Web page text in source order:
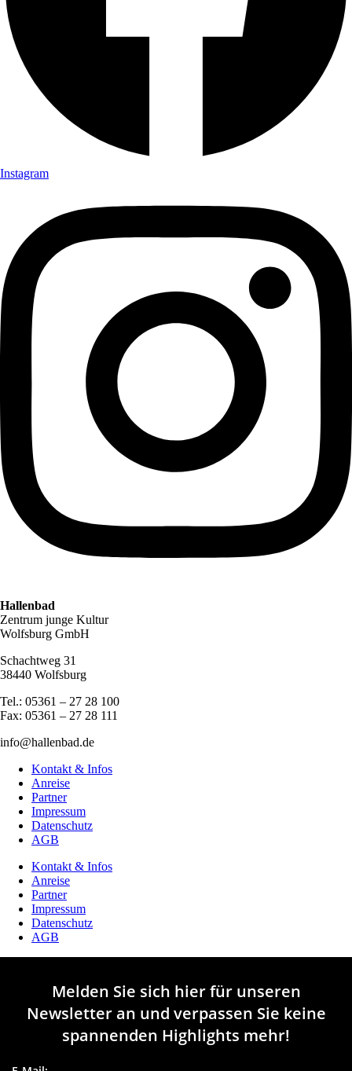
Instagram
Hallenbad
Zentrum junge Kultur
Wolfsburg GmbH
Schachtweg 31
38440 Wolfsburg
Tel.: 05361 – 27 28 100
Fax: 05361 – 27 28 111
info@hallenbad.de
Kontakt & Infos
Anreise
Partner
Impressum
Datenschutz
AGB
Kontakt & Infos
Anreise
Partner
Impressum
Datenschutz
AGB